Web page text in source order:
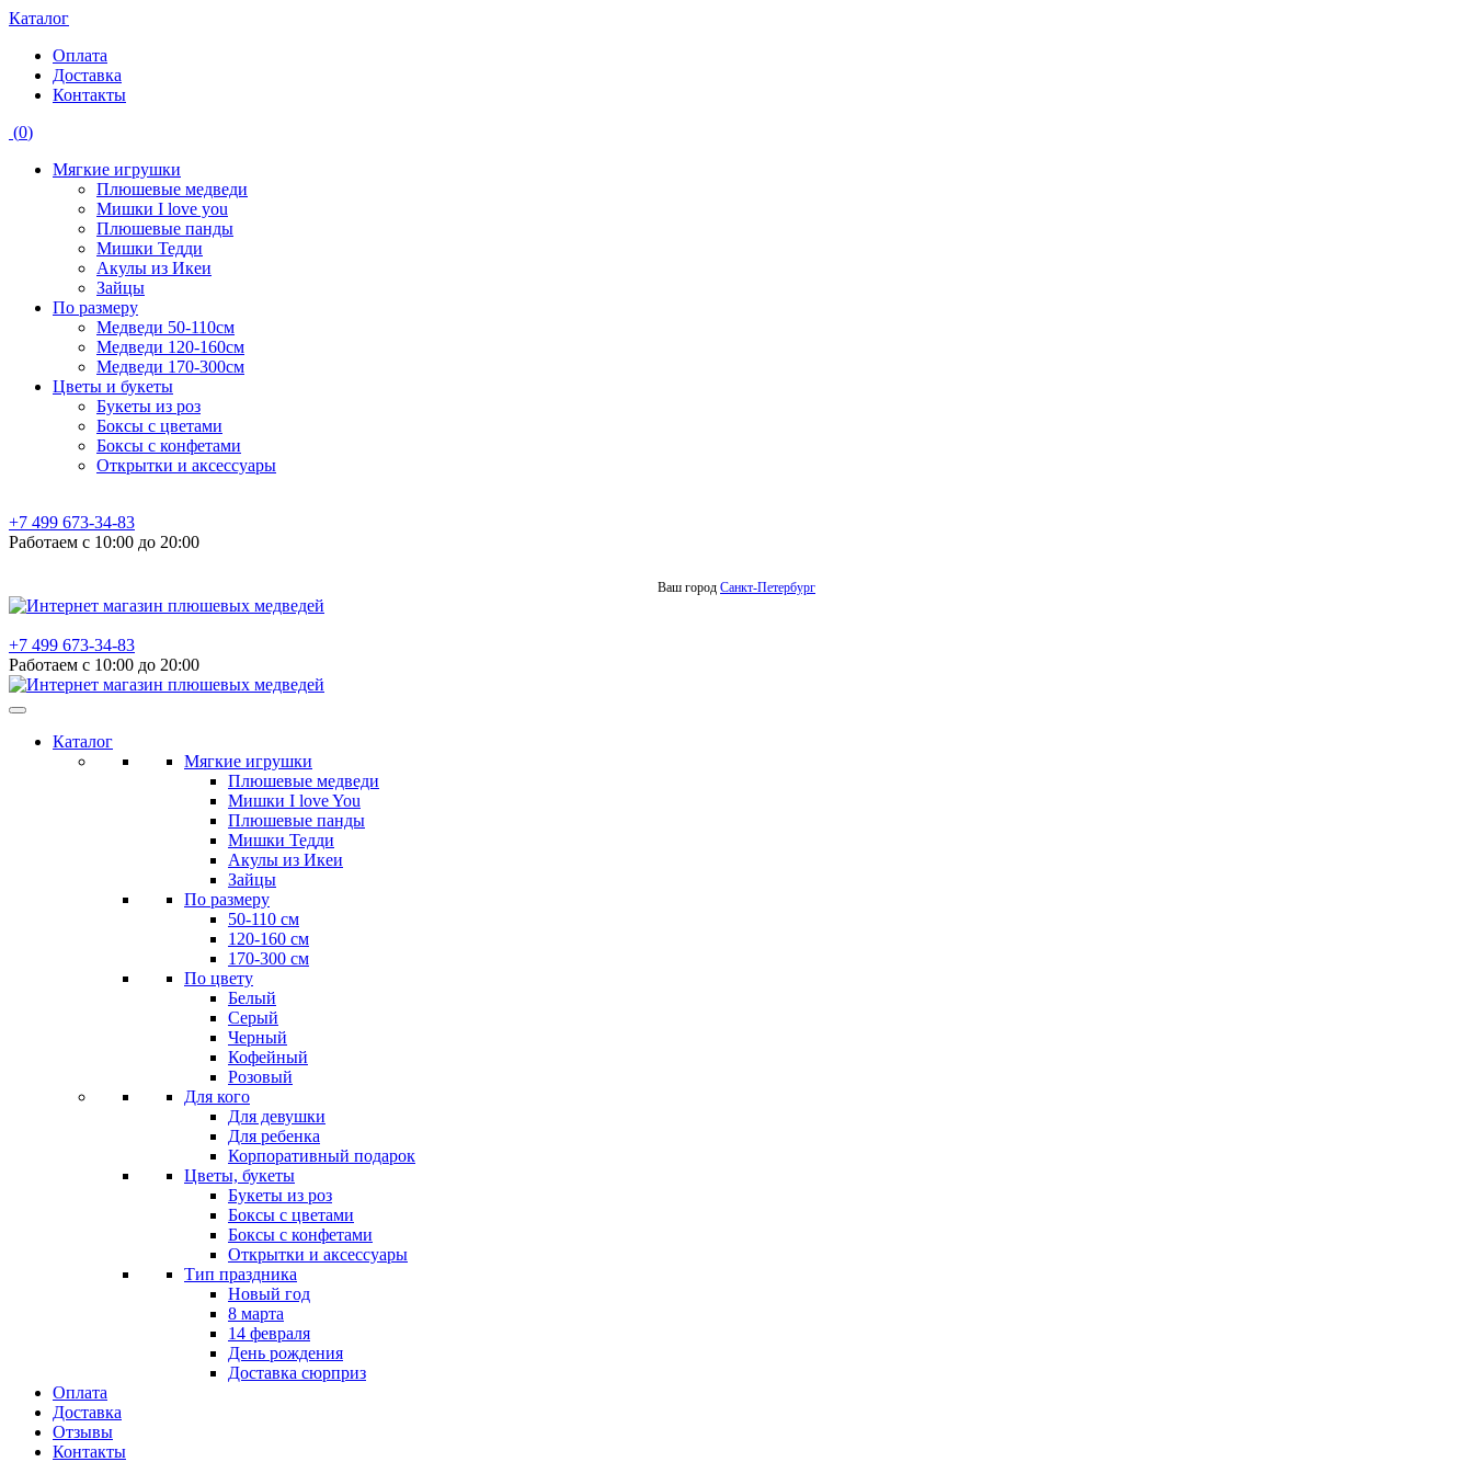
Каталог
Оплата
Доставка
Контакты
(0)
Мягкие игрушки
Плюшевые медведи
Мишки I love you
Плюшевые панды
Мишки Тедди
Акулы из Икеи
Зайцы
По размеру
Медведи 50-110см
Медведи 120-160см
Медведи 170-300см
Цветы и букеты
Букеты из роз
Боксы с цветами
Боксы с конфетами
Открытки и аксессуары
+7 499 673-34-83
Работаем с 10:00 до 20:00
Ваш город Санкт-Петербург
+7 499 673-34-83
Работаем с 10:00 до 20:00
Каталог
Мягкие игрушки
Плюшевые медведи
Мишки I love You
Плюшевые панды
Мишки Тедди
Акулы из Икеи
Зайцы
По размеру
50-110 см
120-160 см
170-300 см
По цвету
Белый
Серый
Черный
Кофейный
Розовый
Для кого
Для девушки
Для ребенка
Корпоративный подарок
Цветы, букеты
Букеты из роз
Боксы с цветами
Боксы с конфетами
Открытки и аксессуары
Тип праздника
Новый год
8 марта
14 февраля
День рождения
Доставка сюрприз
Оплата
Доставка
Отзывы
Контакты